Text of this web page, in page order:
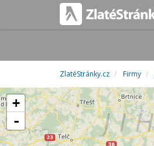
ZlatéStránky.cz Firmy
+
-